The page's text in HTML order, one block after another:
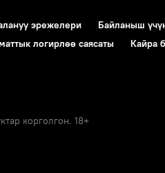
эрежелери Байланыш
логирлөө саясаты
Кайра
корголгон. 18+